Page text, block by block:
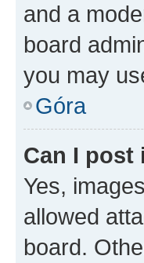
and a
board
you may
Góra
Can I post
Yes,
allowed
board.